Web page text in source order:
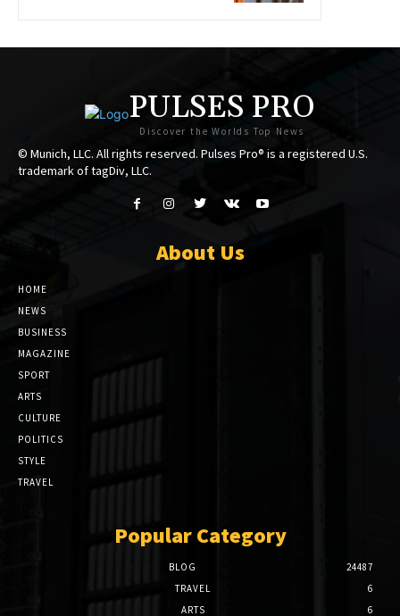
PULSES PRO
Discover the Worlds Top News
© Munich, LLC. All rights reserved. Pulses Pro® is a registered U.S.
trademark of tagDiv, LLC.
About Us
HOME
NEWS
BUSINESS
MAGAZINE
SPORT
ARTS
CULTURE
POLITICS
STYLE
TRAVEL
Popular Category
BLOG
24487
TRAVEL
6
ARTS
6